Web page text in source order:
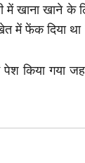
खाना खाने
में फेंक दिया
किया गया